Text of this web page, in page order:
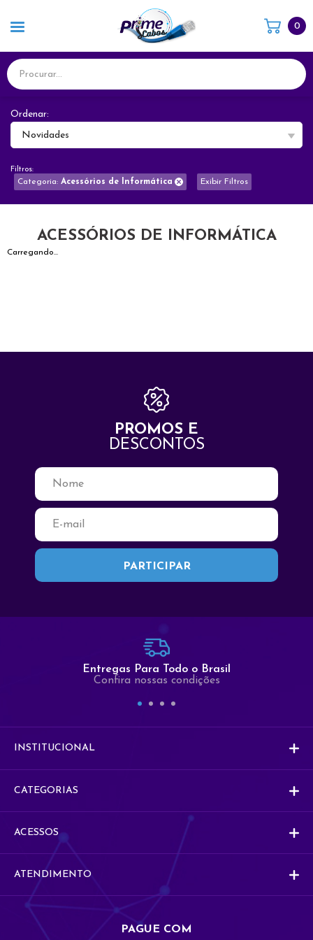
0
Ordenar:
Novidades
Filtros:
Categoria: Acessórios de Informática Exibir Filtros
ACESSÓRIOS DE INFORMÁTICA
Carregando...
PROMOS E
DESCONTOS
Entregas Para Todo o Brasil
Confira nossas condições
INSTITUCIONAL
CATEGORIAS
ACESSOS
ATENDIMENTO
PAGUE COM
Comercial
Comercial
Vendas